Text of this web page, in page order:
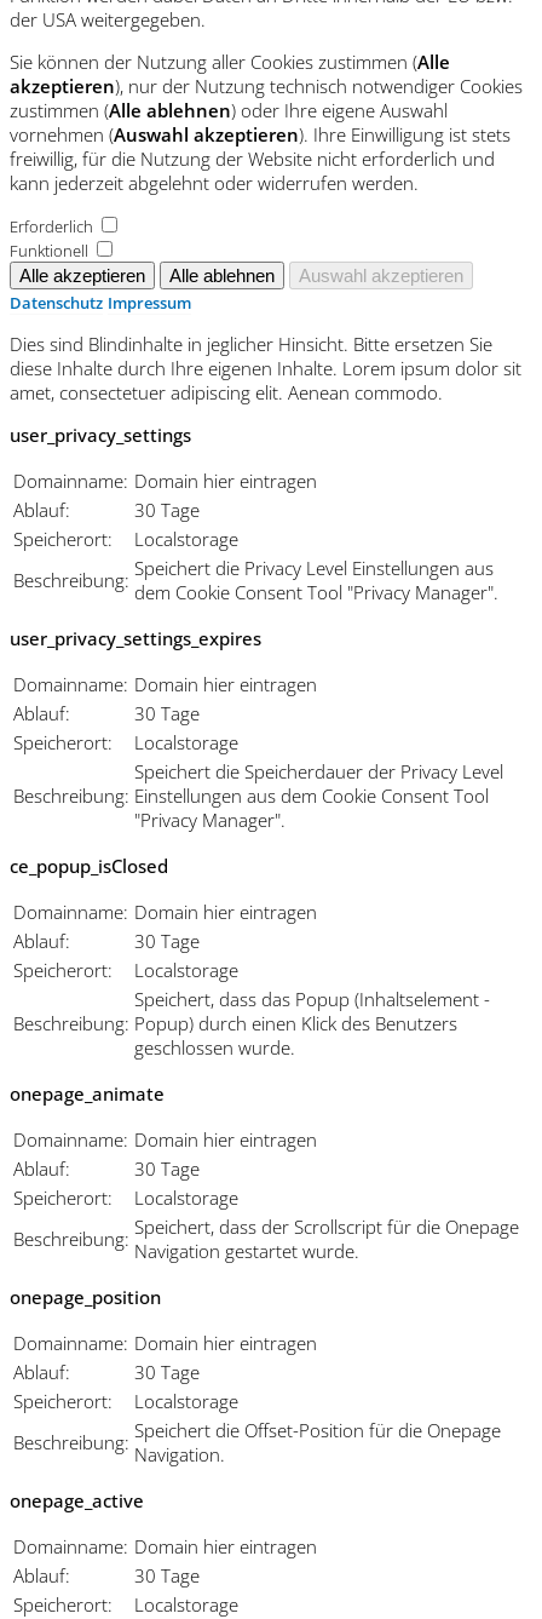
der USA weitergegeben.
Sie können der Nutzung aller Cookies zustimmen (Alle
akzeptieren), nur der Nutzung technisch notwendiger Cookies
zustimmen (Alle ablehnen) oder Ihre eigene Auswahl
vornehmen (Auswahl akzeptieren). Ihre Einwilligung ist stets
freiwillig, für die Nutzung der Website nicht erforderlich und
kann jederzeit abgelehnt oder widerrufen werden.
Erforderlich
Funktionell
Datenschutz Impressum
Dies sind Blindinhalte in jeglicher Hinsicht. Bitte ersetzen Sie
diese Inhalte durch Ihre eigenen Inhalte. Lorem ipsum dolor sit
amet, consectetuer adipiscing elit. Aenean commodo.
user_privacy_settings
Domainname: Domain hier eintragen
Ablauf:
30 Tage
Speicherort:
Localstorage
Beschreibung: Speichert die Privacy Level Einstellungen aus
dem Cookie Consent Tool "Privacy Manager".
user_privacy_settings_expires
Domainname: Domain hier eintragen
Ablauf:
30 Tage
Speicherort:
Localstorage
Beschreibung:
Speichert die Speicherdauer der Privacy Level
Einstellungen aus dem Cookie Consent Tool
"Privacy Manager".
ce_popup_isClosed
Domainname: Domain hier eintragen
Ablauf:
30 Tage
Speicherort:
Localstorage
Beschreibung:
Speichert, dass das Popup (Inhaltselement -
Popup) durch einen Klick des Benutzers
geschlossen wurde.
onepage_animate
Domainname: Domain hier eintragen
Ablauf:
30 Tage
Speicherort:
Localstorage
Beschreibung: Speichert, dass der Scrollscript für die Onepage
Navigation gestartet wurde.
onepage_position
Domainname: Domain hier eintragen
Ablauf:
30 Tage
Speicherort:
Localstorage
Beschreibung: Speichert die Offset-Position für die Onepage
Navigation.
onepage_active
Domainname: Domain hier eintragen
Ablauf:
30 Tage
Speicherort:
Localstorage